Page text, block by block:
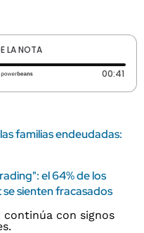
LA NOTA
0 segundos 00:41
familias endeudadas:
el 64% de los
sienten fracasados